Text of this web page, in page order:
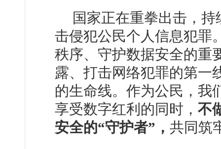
国家正在重拳出击，持
击侵犯公民个人信息犯罪
秩序、守护数据安全的重
露、打击网络犯罪的第一
的生命线。作为公民，我
享受数字红利的同时， 不
安全的“守护者”， 共同筑